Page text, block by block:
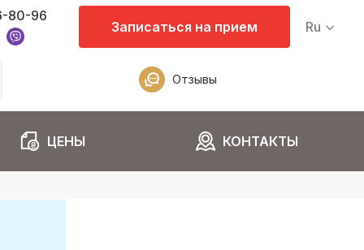
80-96
Записаться на прием Ru
Отзывы
ЦЕНЫ КОНТАКТЫ